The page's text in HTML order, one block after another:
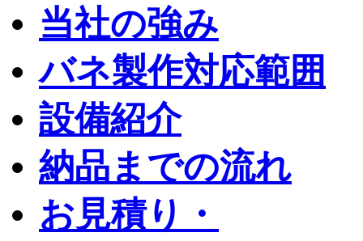
当社の強み
バネ製作対応範囲
設備紹介
納品までの流れ
お見積り・